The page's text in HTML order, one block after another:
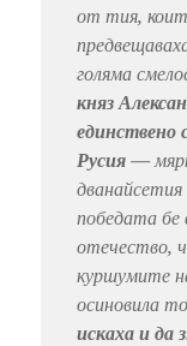
от тия,
голяма
княз
единствено
Русия —
дванайсетия
победата бе
отечество,
куршумите
осиновила
искаха и да